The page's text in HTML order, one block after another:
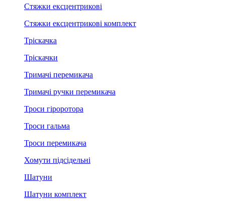
Стяжки ексцентрикові
Стяжки ексцентрикові комплект
Тріскачка
Тріскачки
Тримачі перемикача
Тримачі ручки перемикача
Троси гіроротора
Троси гальма
Троси перемикача
Хомути підсідельні
Шатуни
Шатуни комплект